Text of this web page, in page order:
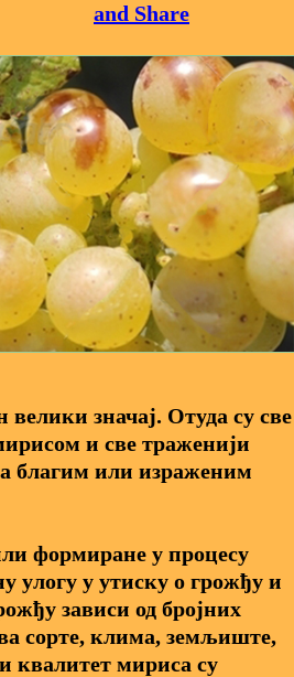
значај. Отуда су све
и све траженији
благим или израженим
формиране у процесу
улогу у утиску о грожђу и
зависи од бројних
сорте, клима, земљиште,
квалитет мириса су